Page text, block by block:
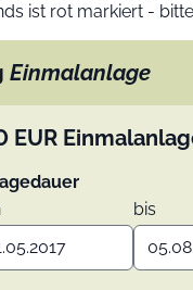
ist rot markiert -
Einmalanlage
EUR
bis